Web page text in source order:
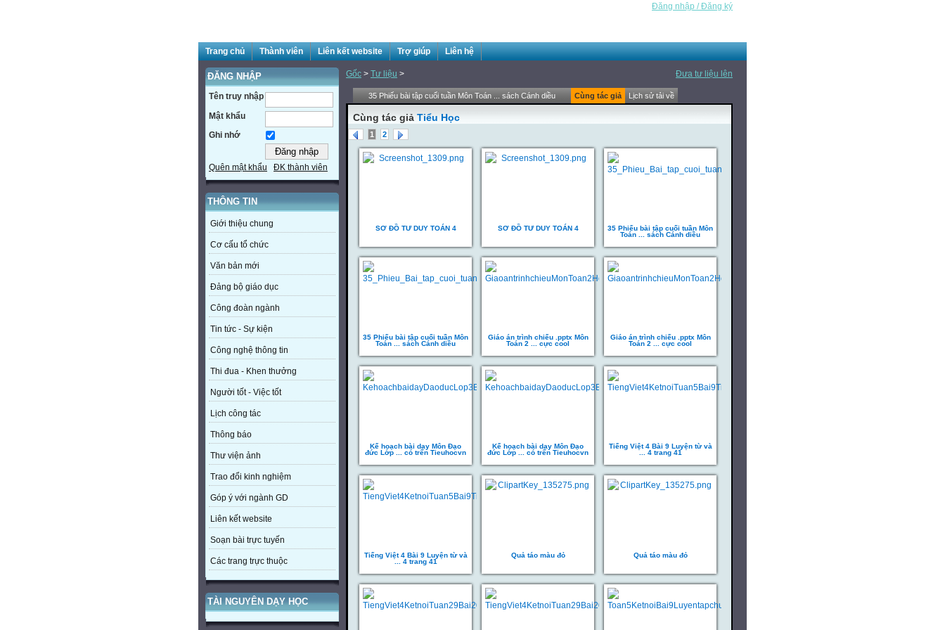
Đăng nhập / Đăng ký
Trang chủ Thành viên Liên kết website Trợ giúp Liên hệ
ĐĂNG NHẬP
Tên truy nhập
Mật khẩu
Ghi nhớ
Quên mật khẩu ĐK thành viên
THÔNG TIN
Giới thiệu chung
Cơ cấu tổ chức
Văn bản mới
Đảng bộ giáo dục
Công đoàn ngành
Tin tức - Sự kiện
Công nghệ thông tin
Thi đua - Khen thưởng
Người tốt - Việc tốt
Lịch công tác
Thông báo
Thư viện ảnh
Trao đổi kinh nghiệm
Góp ý với ngành GD
Liên kết website
Soạn bài trực tuyến
Các trang trực thuộc
TÀI NGUYÊN DẠY HỌC
Đưa tư liệu lên
Gốc > Tư liệu >
35 Phiếu bài tập cuối tuần Môn Toán ... sách Cánh diều Cùng tác giả Lịch sử tải về
Cùng tác giả Tiểu Học
1 2
SƠ ĐỒ TƯ DUY TOÁN 4 SƠ ĐỒ TƯ DUY TOÁN 4
35 Phiếu bài tập cuối tuần Môn
Toán ... sách Cánh diều
35 Phiếu bài tập cuối tuần Môn
Toán ... sách Cánh diều
Giáo án trình chiếu .pptx Môn
Toán 2 ... cực cool
Giáo án trình chiếu .pptx Môn
Toán 2 ... cực cool
Kế hoạch bài dạy Môn Đạo
đức Lớp ... có trên Tieuhocvn
Kế hoạch bài dạy Môn Đạo
đức Lớp ... có trên Tieuhocvn
Tiếng Việt 4 Bài 9 Luyện từ và
... 4 trang 41
Tiếng Việt 4 Bài 9 Luyện từ và
... 4 trang 41
Quả táo màu đỏ Quả táo màu đỏ